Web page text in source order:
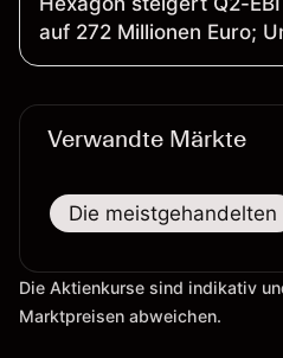
auf 272 Millionen Euro;
organisch um 12
Verwandte Märkte
Die meistgehandelten
Die Aktienkurse sind indikativ
Marktpreisen abweichen.